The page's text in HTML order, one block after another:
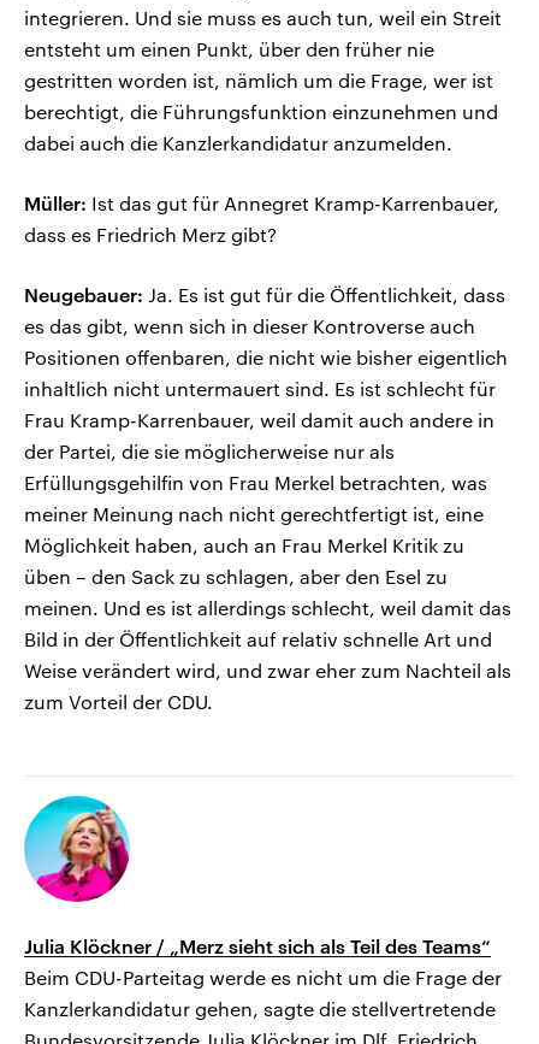
integrieren. Und sie muss es auch tun, weil ein Streit
entsteht um einen Punkt, über den früher nie
gestritten worden ist, nämlich um die Frage, wer ist
berechtigt, die Führungsfunktion einzunehmen und
dabei auch die Kanzlerkandidatur anzumelden.
Müller: Ist das gut für Annegret Kramp-Karrenbauer,
dass es Friedrich Merz gibt?
Neugebauer: Ja. Es ist gut für die Öffentlichkeit, dass
es das gibt, wenn sich in dieser Kontroverse auch
Positionen offenbaren, die nicht wie bisher eigentlich
inhaltlich nicht untermauert sind. Es ist schlecht für
Frau Kramp-Karrenbauer, weil damit auch andere in
der Partei, die sie möglicherweise nur als
Erfüllungsgehilfin von Frau Merkel betrachten, was
meiner Meinung nach nicht gerechtfertigt ist, eine
Möglichkeit haben, auch an Frau Merkel Kritik zu
üben – den Sack zu schlagen, aber den Esel zu
meinen. Und es ist allerdings schlecht, weil damit das
Bild in der Öffentlichkeit auf relativ schnelle Art und
Weise verändert wird, und zwar eher zum Nachteil als
zum Vorteil der CDU.
Julia Klöckner / „Merz sieht sich als Teil des Teams“
Beim CDU-Parteitag werde es nicht um die Frage der
Kanzlerkandidatur gehen, sagte die stellvertretende